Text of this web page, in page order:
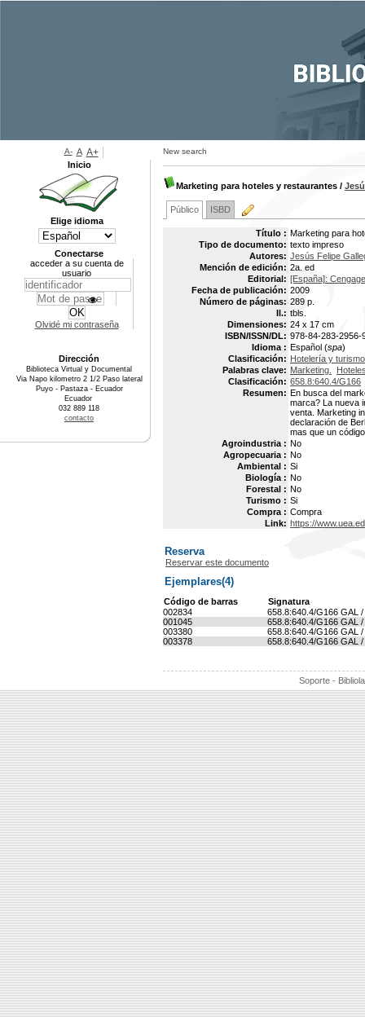
New search
Marketing para hoteles y restaurantes /
Público ISBD
Título : Marketing para
Tipo de documento: texto impreso
Autores: Jesús Felipe
Mención de edición: 2a. ed
Editorial: [España]:
Fecha de publicación: 2009
Número de páginas: 289 p.
Il.: tbls.
Dimensiones: 24 x 17 cm
ISBN/ISSN/DL: 978-84-283-2956-
Idioma : Español (spa)
Clasificación: Hotelería y turismo
Palabras clave: Marketing.
Clasificación: 658.8:640.4/G166
Resumen: En busca del
marca? La nueva
venta. Marketing
declaración de
mas que un código
Agroindustria : No
Agropecuaria : No
Ambiental : Si
Biología : No
Forestal : No
Turismo : Si
Compra : Compra
Link: https://
Reserva
Reservar este documento
Ejemplares(4)
Código de barras
Signatura
002834
658.8:640.4/G166 GAL /
001045
658.8:640.4/G166 GAL /
003380
658.8:640.4/G166 GAL /
003378
658.8:640.4/G166 GAL /
Soporte -
A- A A+
Inicio
Elige idioma
Conectarse
acceder a su cuenta de
usuario
Olvidé mi contraseña
Dirección
Biblioteca Virtual y Documental
Via Napo kilometro 2 1/2 Paso lateral
Puyo - Pastaza - Ecuador
Ecuador
032 889 118
contacto